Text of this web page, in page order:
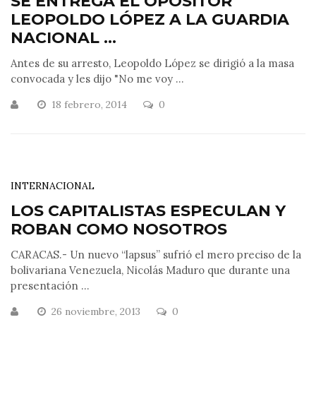
LEOPOLDO LÓPEZ A LA GUARDIA
NACIONAL ...
Antes de su arresto, Leopoldo López se dirigió a la masa
convocada y les dijo "No me voy ...
18 febrero, 2014 0
INTERNACIONAL
LOS CAPITALISTAS ESPECULAN Y
ROBAN COMO NOSOTROS
CARACAS.- Un nuevo “lapsus” sufrió el mero preciso de la
bolivariana Venezuela, Nicolás Maduro que durante una
presentación ...
26 noviembre, 2013 0